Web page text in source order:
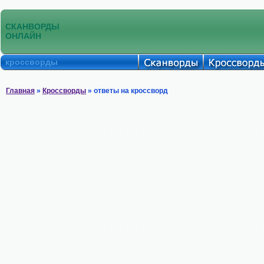
СКАНВОРДЫ
ОНЛАЙН
кроссворды
Главная » Кроссворды » ответы на кроссворд